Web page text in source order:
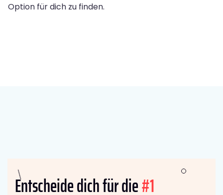
Option für dich zu finden.
Entscheide dich für die#1